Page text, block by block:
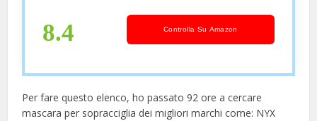
8.4 Controlla Su Amazon
Per fare questo elenco, ho passato 92 ore a cercare
mascara per sopracciglia dei migliori marchi come: NYX